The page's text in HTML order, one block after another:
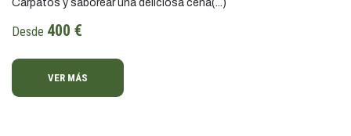
Cárpatos y saborear una deliciosa cena(...)
Desde 400 €
VER MÁS